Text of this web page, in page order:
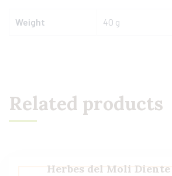
Weight 40 g
Related products
Herbes del Moli Diente